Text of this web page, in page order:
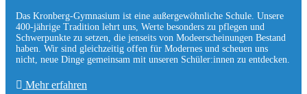
Das Kronberg-Gymnasium ist eine außergewöhnliche Schule. Unsere
400-jährige Tradition lehrt uns, Werte besonders zu pflegen und
Schwerpunkte zu setzen, die jen­seits von Modeerscheinungen Be­stand
haben. Wir sind gleichzeitig offen für Modernes und scheuen uns
nicht, neue Dinge gemeinsam mit unseren Schüler:innen zu entde­cken.
Mehr erfahren